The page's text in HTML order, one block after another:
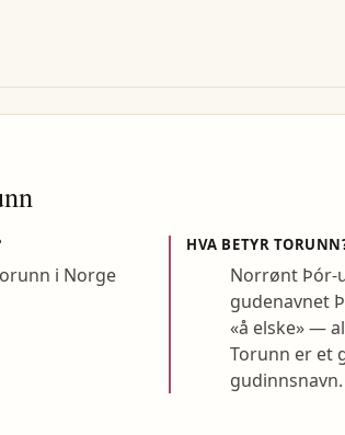
i Norge
HVA BETYR TORUNN
Norrønt Þór-
gudenavnet
«å elske» —
Torunn er et
gudinnsnavn.